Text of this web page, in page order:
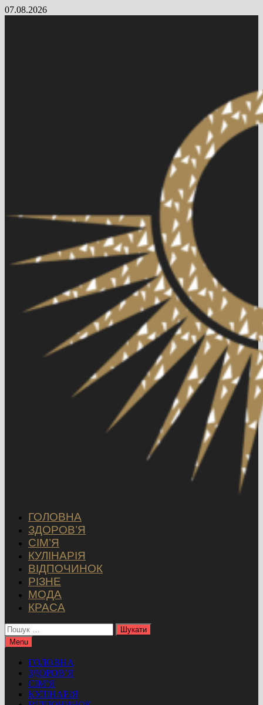
Skip
07.08.2026
ГОЛОВНА
ЗДОРОВ’Я
СІМ’Я
КУЛІНАРІЯ
ВІДПОЧИНОК
РІЗНЕ
МОДА
КРАСА
Пошук:
Menu
ГОЛОВНА
ЗДОРОВ’Я
СІМ’Я
КУЛІНАРІЯ